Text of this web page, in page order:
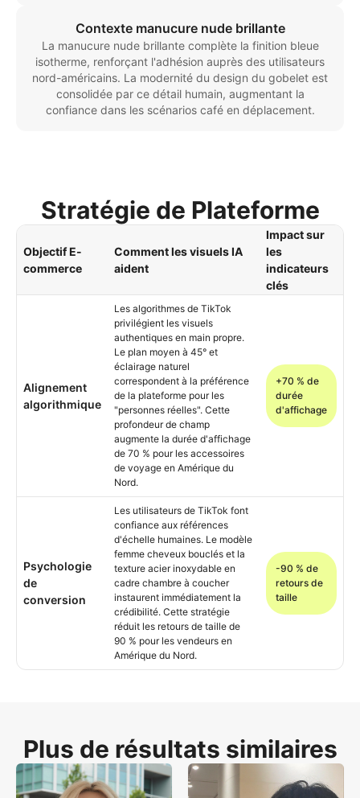
Contexte manucure nude brillante
La manucure nude brillante complète la finition bleue
isotherme, renforçant l'adhésion auprès des utilisateurs
nord-américains. La modernité du design du gobelet est
consolidée par ce détail humain, augmentant la
confiance dans les scénarios café en déplacement.
Stratégie de Plateforme
Objectif E-
commerce
Comment les visuels IA
aident
Impact sur
les
indicateurs
clés
Alignement
algorithmique
Les algorithmes de TikTok
privilégient les visuels
authentiques en main propre.
Le plan moyen à 45° et
éclairage naturel
correspondent à la préférence
de la plateforme pour les
"personnes réelles". Cette
profondeur de champ
augmente la durée d'affichage
de 70 % pour les accessoires
de voyage en Amérique du
Nord.
+70 % de
durée
d'affichage
Psychologie
de
conversion
Les utilisateurs de TikTok font
confiance aux références
d'échelle humaines. Le modèle
femme cheveux bouclés et la
texture acier inoxydable en
cadre chambre à coucher
instaurent immédiatement la
crédibilité. Cette stratégie
réduit les retours de taille de
90 % pour les vendeurs en
Amérique du Nord.
-90 % de
retours de
taille
Plus de résultats similaires